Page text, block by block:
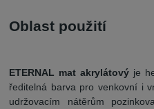
Oblast použití
ETERNAL mat akrylátový je
ředitelná barva pro venkovní i
udržovacím nátěrům